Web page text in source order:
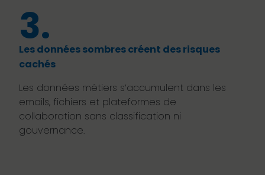
3.
Les données sombres créent des risques
cachés
Les données métiers s’accumulent dans les
emails, fichiers et plateformes de
collaboration sans classification ni
gouvernance.